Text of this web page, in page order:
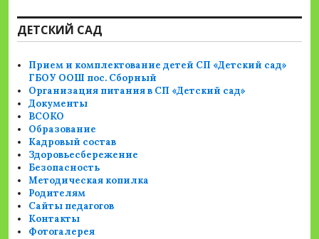
ДЕТСКИЙ САД
Прием и комплектование детей СП «Детский сад»
ГБОУ ООШ пос. Сборный
Организация питания в СП «Детский сад»
Документы
ВСОКО
Образование
Кадровый состав
Здоровьесбережение
Безопасность
Методическая копилка
Родителям
Сайты педагогов
Контакты
Фотогалерея